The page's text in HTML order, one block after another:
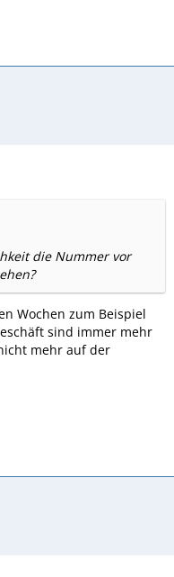
die Nummer vor
Wochen zum Beispiel
sind immer mehr
mehr auf der